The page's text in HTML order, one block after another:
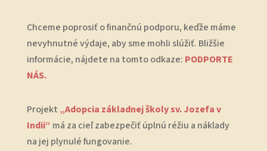
Chceme poprosiť o finančnú podporu, keďže máme
nevyhnutné výdaje, aby sme mohli slúžiť. Bližšie
informácie, nájdete na tomto odkaze: PODPORTE
NÁS.
Projekt „Adopcia základnej školy sv. Jozefa v
Indii“ má za cieľ zabezpečiť úplnú réžiu a náklady
na jej plynulé fungovanie.